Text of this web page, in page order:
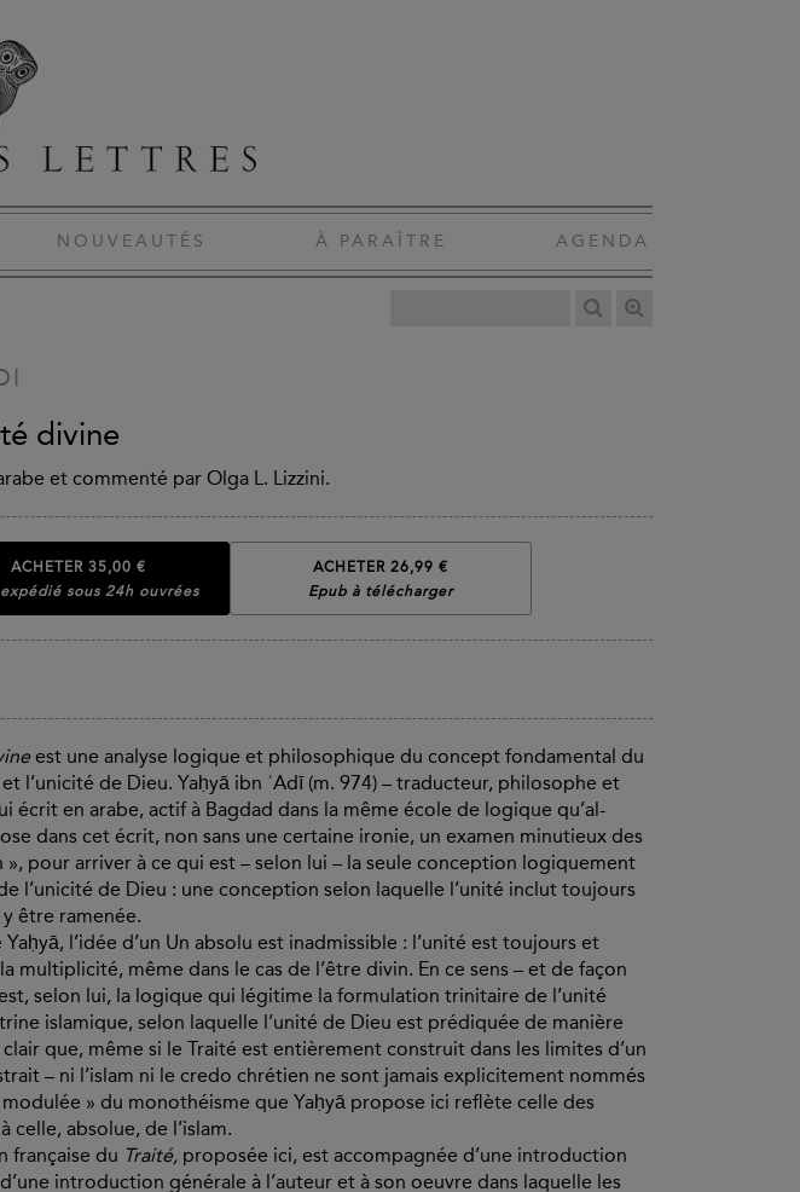
NOUVEAUTÉS À PARAÎTRE AGENDA
divine
et commenté par Olga L. Lizzini.
ACHETER 35,00 €
sous 24h ouvrées
ACHETER 26,99 €
Epub à télécharger
est une analyse logique et philosophique du concept fondamental du
l’unicité de Dieu. Yaḥyā ibn ʿAdī (m. 974) – traducteur, philosophe et
écrit en arabe, actif à Bagdad dans la même école de logique qu’al-
dans cet écrit, non sans une certaine ironie, un examen minutieux des
», pour arriver à ce qui est – selon lui – la seule conception logiquement
l’unicité de Dieu : une conception selon laquelle l’unité inclut toujours
être ramenée.
l’idée d’un Un absolu est inadmissible : l’unité est toujours et
multiplicité, même dans le cas de l’être divin. En ce sens – et de façon
selon lui, la logique qui légitime la formulation trinitaire de l’unité
islamique, selon laquelle l’unité de Dieu est prédiquée de manière
que, même si le Traité est entièrement construit dans les limites d’un
– ni l’islam ni le credo chrétien ne sont jamais explicitement nommés
» du monothéisme que Yaḥyā propose ici reflète celle des
celle, absolue, de l’islam.
française du Traité, proposée ici, est accompagnée d’une introduction
introduction générale à l’auteur et à son oeuvre dans laquelle les